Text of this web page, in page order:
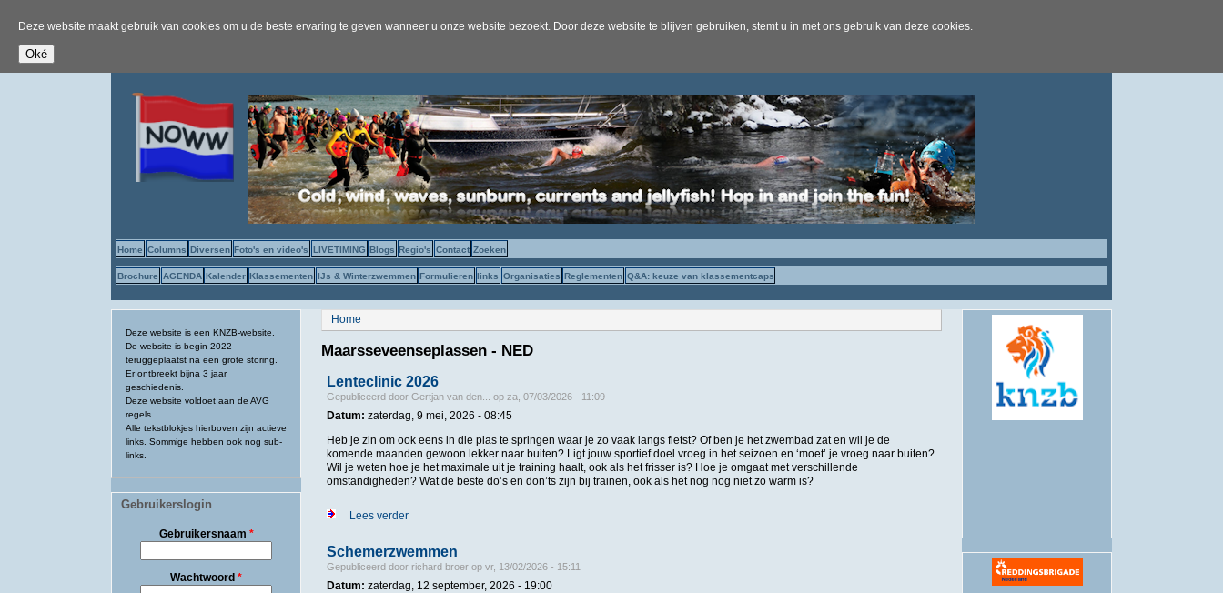
Deze website maakt gebruik van cookies om u de beste ervaring te geven wanneer u onze website bezoekt. Door deze website te blijven gebruiken, stemt u in met ons gebruik van deze cookies.
Home Columns Diversen Foto's en video's LIVETIMING Blogs Regio's Contact Zoeken
Brochure AGENDA Kalender Klassementen IJs & Winterzwemmen Formulieren links Organisaties Reglementen Q&A: keuze van klassementcaps
Deze website is een KNZB-website.
De website is begin 2022
teruggeplaatst na een grote storing.
Er ontbreekt bijna 3 jaar
geschiedenis.
Deze website voldoet aan de AVG
regels.
Alle tekstblokjes hierboven zijn actieve
links. Sommige hebben ook nog sub-
links.
Gebruikerslogin
Gebruikersnaam *
Wachtwoord *
U bent hier
Home
Maarsseveenseplassen - NED
Lenteclinic 2026
Gepubliceerd door Gertjan van den... op za, 07/03/2026 - 11:09
Datum: zaterdag, 9 mei, 2026 - 08:45
Heb je zin om ook eens in die plas te springen waar je zo vaak langs fietst? Of ben je het zwembad zat en wil je de
komende maanden gewoon lekker naar buiten? Ligt jouw sportief doel vroeg in het seizoen en ‘moet’ je vroeg naar buiten?
Wil je weten hoe je het maximale uit je training haalt, ook als het frisser is? Hoe je omgaat met verschillende
omstandigheden? Wat de beste do’s en don’ts zijn bij trainen, ook als het nog nog niet zo warm is?
Lees verderover Lenteclinic 2026
Schemerzwemmen
Gepubliceerd door richard broerop vr, 13/02/2026 - 15:11
Datum: zaterdag, 12 september, 2026 - 19:00